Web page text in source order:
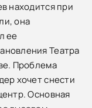
находится при
она
ее
Театра
Проблема
хочет снести
Основная